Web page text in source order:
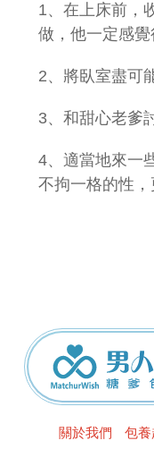
1、在上床前，
做，他一定感覺
2、將臥室盡可
3、和甜心老爹
4、適當地來一
不拘一格的性，
關於我們 包養